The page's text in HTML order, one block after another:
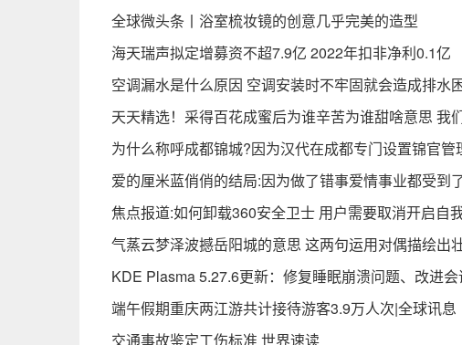
全球微头条丨浴室梳妆镜的创意几乎完美的造型
海天瑞声拟定增募资不超7.9亿 2022年扣非净利0.1亿
空调漏水是什么原因 空调安装时不牢固就会造成排水
天天精选！采得百花成蜜后为谁辛苦为谁甜啥意思 我
为什么称呼成都锦城?因为汉代在成都专门设置锦官管
爱的厘米蓝俏俏的结局:因为做了错事爱情事业都受到
焦点报道:如何卸载360安全卫士 用户需要取消开启自
气蒸云梦泽波撼岳阳城的意思 这两句运用对偶描绘出
KDE Plasma 5.27.6更新：修复睡眠崩溃问题、改进
端午假期重庆两江游共计接待游客3.9万人次|全球讯息
交通事故鉴定工伤标准 世界速读